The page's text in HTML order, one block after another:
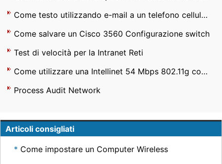
Come testo utilizzando e-mail a un telefono cellulare
Come salvare un Cisco 3560 Configurazione switch
Test di velocità per la Intranet Reti
Come utilizzare una Intellinet 54 Mbps 802.11g come un ripetitore wireless
Process Audit Network
Articoli consigliati
Come impostare un Computer Wireless